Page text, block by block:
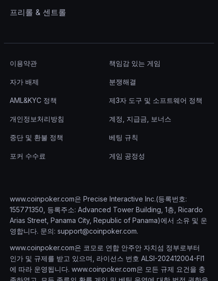
프리롤 & 센트롤
이용약관 책임감 있는 게임
자가 배제 분쟁해결
AML&KYC 정책 제3자 도구 및 소프트웨어 정책
개인정보처리방침 계정, 지급금, 보너스
중단 및 환불 정책 베팅 규칙
포커 수수료 게임 공정성
www.coinpoker.com은 Precise Interactive Inc.(등록번호:
155771350, 등록주소: Advanced Tower Building, 1층, Ricardo
Arias Street, Panama City, Republic of Panama)에서 소유 및 운
영합니다. 문의: support@coinpoker.com.
www.coinpoker.com은 코모로 연합 안주안 자치섬 정부로부터
인가 및 규제를 받고 있으며, 라이선스 번호 ALSI-202412004-FI1
에 따라 운영됩니다. www.coinpoker.com은 모든 규제 요건을 충